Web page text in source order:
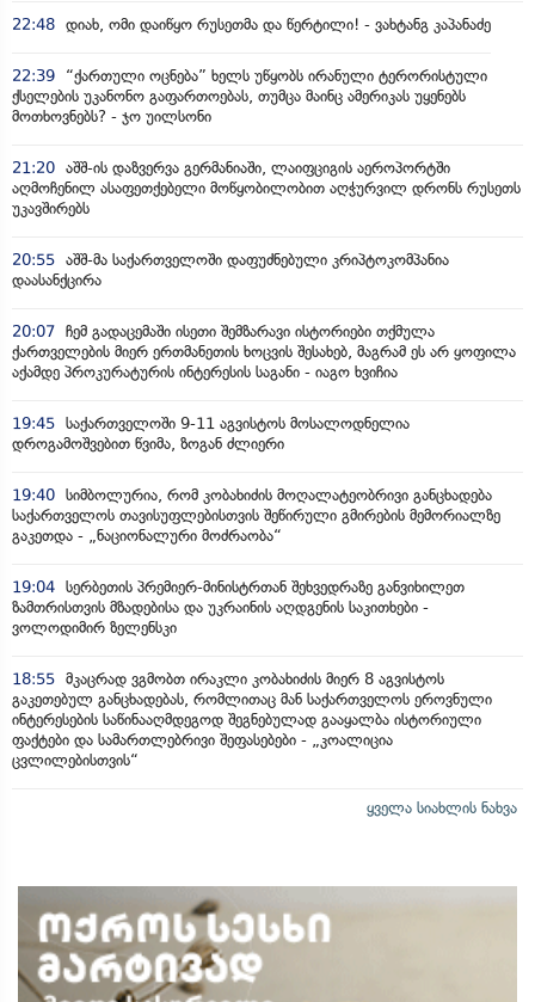
22:48 დიახ, ომი დაიწყო რუსეთმა და წერტილი! - ვახტანგ კაპანაძე
22:39
“ქართული ოცნება” ხელს უწყობს ირანული ტერორისტული
ქსელების უკანონო გაფართოებას, თუმცა მაინც ამერიკას უყენებს
მოთხოვნებს? - ჯო უილსონი
21:20 აშშ-ის დაზვერვა გერმანიაში, ლაიფციგის აეროპორტში
აღმოჩენილ ასაფეთქებელი მოწყობილობით აღჭურვილ დრონს რუსეთს
უკავშირებს
20:55 აშშ-მა საქართველოში დაფუძნებული კრიპტოკომპანია
დაასანქცირა
20:07 ჩემ გადაცემაში ისეთი შემზარავი ისტორიები თქმულა
ქართველების მიერ ერთმანეთის ხოცვის შესახებ, მაგრამ ეს არ ყოფილა
აქამდე პროკურატურის ინტერესის საგანი - იაგო ხვიჩია
19:45 საქართველოში 9-11 აგვისტოს მოსალოდნელია
დროგამოშვებით წვიმა, ზოგან ძლიერი
19:40 სიმბოლურია, რომ კობახიძის მოღალატეობრივი განცხადება
საქართველოს თავისუფლებისთვის შეწირული გმირების მემორიალზე
გაკეთდა - „ნაციონალური მოძრაობა“
19:04 სერბეთის პრემიერ-მინისტრთან შეხვედრაზე განვიხილეთ
ზამთრისთვის მზადებისა და უკრაინის აღდგენის საკითხები -
ვოლოდიმირ ზელენსკი
18:55 მკაცრად ვგმობთ ირაკლი კობახიძის მიერ 8 აგვისტოს
გაკეთებულ განცხადებას, რომლითაც მან საქართველოს ეროვნული
ინტერესების საწინააღმდეგოდ შეგნებულად გააყალბა ისტორიული
ფაქტები და სამართლებრივი შეფასებები - „კოალიცია
ცვლილებისთვის“
ყველა სიახლის ნახვა